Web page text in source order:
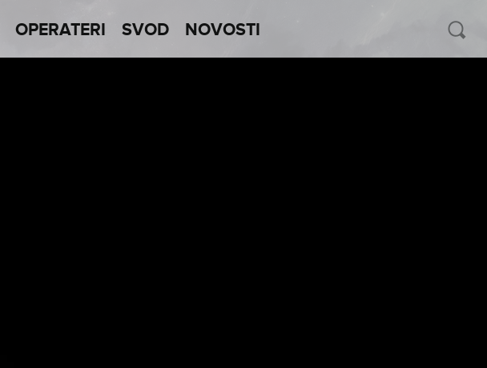
OPERATERI SVOD NOVOSTI